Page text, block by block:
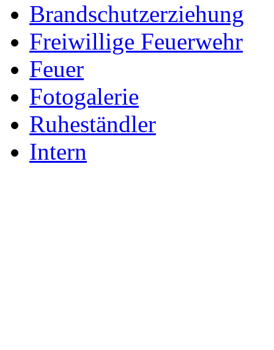
Brandschutzerziehung
Freiwillige Feuerwehr
Feuer
Fotogalerie
Ruheständler
Intern